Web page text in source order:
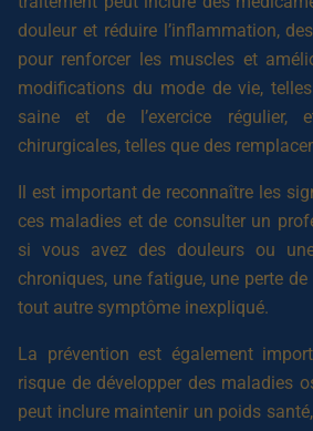
douleur et réduire l’inflammation,
pour renforcer les muscles et
modifications du mode de vie,
saine et de l’exercice régulier,
chirurgicales, telles que des
Il est important de reconnaître les
ces maladies et de consulter un
si vous avez des douleurs ou
chroniques, une fatigue, une perte
tout autre symptôme inexpliqué.
La prévention est également
risque de développer des maladies
peut inclure maintenir un poids